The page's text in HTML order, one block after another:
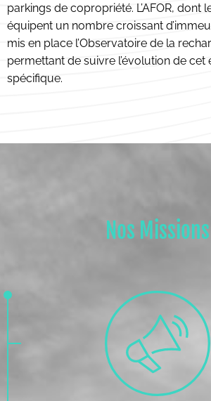
parkings de copropriété. L’AFOR, dont
équipent un nombre croissant
mis en place l’Observatoire de la
permettant de suivre l’évolution de cet
spécifique.
Nos Missions